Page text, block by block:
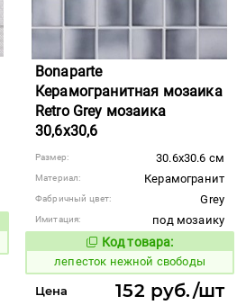
Bonaparte
Керамогранитная мозаика
Retro Grey мозаика
30,6x30,6
Размер: 30.6x30.6 см
Материал: Керамогранит
Фабричный цвет: Grey
Имитация:
под мозаику
Код товара:
867460Код товара:
лепесток нежной свободы
Цена 152 руб./шт